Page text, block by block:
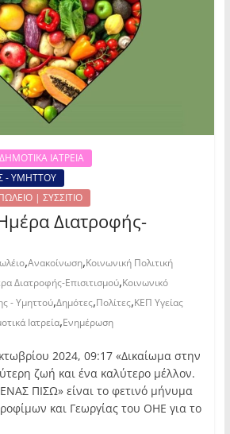
ΔΗΜΟΤΙΚΑ ΙΑΤΡΕΙΑ
- ΥΜΗΤΤΟΥ
| ΣΥΣΣΙΤΙΟ
Διατροφής-
,Ανακοίνωση,Κοινωνική Πολιτική
Διατροφής-Επισιτισμού,Κοινωνικό
- Υμηττού,Δημότες,Πολίτες,ΚΕΠ Υγείας
Ιατρεία,Ενημέρωση
2024, 09:17 «Δικαίωμα στην
ζωή και ένα καλύτερο μέλλον.
ΠΙΣΩ» είναι το φετινό μήνυμα
και Γεωργίας του ΟΗΕ για το